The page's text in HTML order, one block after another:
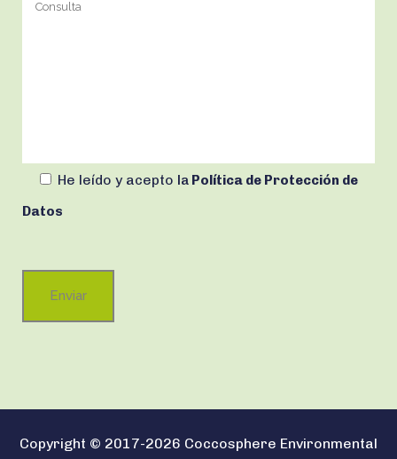
He leído y acepto la Política de Protección de
Datos
Copyright © 2017-2026 Coccosphere Environmental